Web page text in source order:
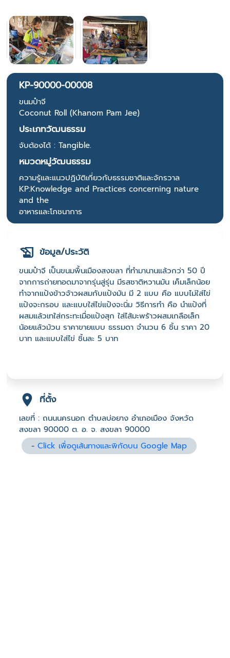
KP-90000-00008
ขนมปำจี
Coconut Roll (Khanom Pam Jee)
ประเภทวัฒนธรรม
จับต้องได้ : Tangible.
หมวดหมู่วัฒนธรรม
ความรู้และแนวปฏิบัติเกี่ยวกับธรรมชาติและจักรวาล
KP:Knowledge and Practices concerning nature
and the
อาหารและโภชนาการ
ข้อมูล/ประวัติ
ขนมปำจี เป็นขนมพื้นเมืองสงขลา ที่ทำมานานแล้วกว่า 50 ปี
จากการถ่ายทอดมาจากรุ่นสู่รุ่น มีรสชาติหวานมัน เค็มเล็กน้อย
ทำจากแป้งข้าวจ้าวผสมกับแป้งมัน มี 2 แบบ คือ แบบไม่ใส่ไข่
แป้งจะกรอบ และแบบใส่ไข่แป้งจะนิ่ม วิธีการทำ คือ นำแป้งที่
ผสมแล้วเทใส่กระทะเมื่อแป้งสุก ใส่ไส้มะพร้าวผสมเกลือเล็ก
น้อยแล้วม้วน ราคาขายแบบ ธรรมดา จำนวน 6 ชิ้น ราคา 20
บาท และแบบใส่ไข่ ชิ้นละ 5 บาท
ที่ตั้ง
เลขที่ : ถนนนครนอก ตำบลบ่อยาง อำเภอเมือง จังหวัด
สงขลา 90000 ต. อ. จ. สงขลา 90000
-Click เพื่อดูเส้นทางและพิกัดบน Google Map